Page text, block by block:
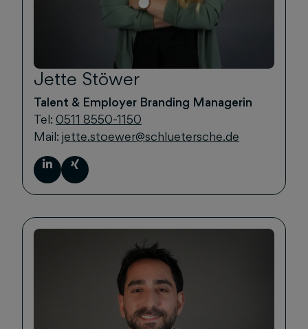
Jette Stöwer
Talent & Employer Branding Managerin
Tel: 0511 8550-1150
Mail: jette.stoewer@schluetersche.de